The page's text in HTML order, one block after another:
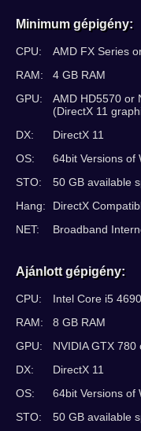
Minimum gépigény:
CPU:
AMD FX Series
RAM:
4 GB RAM
GPU:
AMD HD5570 or
(DirectX 11
DX:
DirectX 11
OS:
64bit Versions of
STO:
50 GB available
Hang:
DirectX
NET:
Broadband
Ajánlott gépigény:
CPU:
Intel Core i5
RAM:
8 GB RAM
GPU:
NVIDIA GTX 780
DX:
DirectX 11
OS:
64bit Versions of
STO:
50 GB available